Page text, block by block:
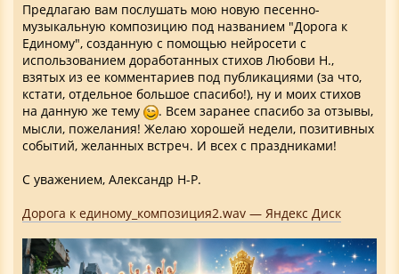
Предлагаю вам послушать мою новую песенно-
музыкальную композицию под названием "Дорога к
Единому", созданную с помощью нейросети с
использованием доработанных стихов Любови Н.,
взятых из ее комментариев под публикациями (за что,
кстати, отдельное большое спасибо!), ну и моих стихов
на данную же тему
. Всем заранее спасибо за отзывы,
мысли, пожелания! Желаю хорошей недели, позитивных
событий, желанных встреч. И всех с праздниками!
С уважением, Александр Н-Р.
Дорога к единому_композиция2.wav — Яндекс Диск